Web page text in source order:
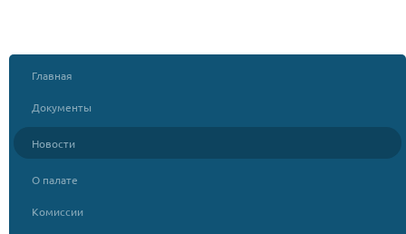
Главная
Документы
Новости
О палате
Комиссии